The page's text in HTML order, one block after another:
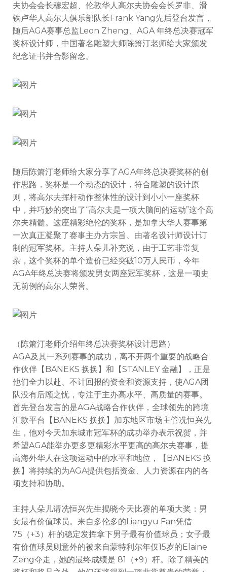
夫协会会长穆宏超、伦敦华人高尔夫协会会长罗非、滑
铁卢华人高尔夫俱乐部队长Frank Yang先后登台发言，
随后AGA赛事总监Leon Zheng、AGA 年终总决赛冠军
奖杯设计师，中国著名雕塑大师陈箫汀老师给大家颁发
纪念证书并合影留念。
随后陈箫汀老师给大家分享了AGA年终总决赛奖杯的创
作思路，奖杯是一个动态的设计，符合雕塑的设计原
则，将高尔夫挥杆动作整体性的设计到小小一座奖杯
中，并巧妙的突出了“高尔夫是一项大脑间的运动”这个高
尔夫精髓。这座精彩绝伦的奖杯，是加拿大华人赛事第
一次真正凝聚了赛事主办方宗旨、由著名设计师设计订
制的冠军奖杯。主持人朵儿补充说，由于工艺非常复
杂，这个奖杯的单个造价已经突破10万人民币，今年
AGA年终总决赛将颁发男女两座冠军奖杯，这是一项史
无前例的高尔夫荣誉。
（陈箫汀老师介绍年终总决赛奖杯设计思路）
AGA及其一系列赛事的成功，离不开两个重要的战略合
作伙伴 【 BANEKS 换换 】 和【STANLEY 金融】，正是
他们全力以赴、不计回报的资金和资源支持，使AGA团
队没有后顾之忧，专注于主办高水平、高质量的赛事。
首先登台发言的是AGA战略合作伙伴，全球领先的跨境
汇款平台【BANEKS 换换】加东地区市场主管冼恒兴先
生，他对今天加东城市冠军杯的成功举办表示祝贺，并
希望AGA能举办更多更精彩水平更高的高尔夫赛事，提
高海外华人在这项运动中的水平和地位，【BANEKS 换
换】将持续的为AGA提供包括资金、人力资源在内的各
项支持和协助。
主持人朵儿请冼恒兴先生揭晓今天比赛的单项大奖：男
女最有价值球员。来自多伦多的Liangyu Fan凭借
75（+3）杆的稳定发挥拿下男子最有价值球员；女子最
有价值球员则意外的被来自蒙特利尔年仅15岁的Elaine
Zeng夺走，她的最终成绩是 81（+9）杆。除了精美的